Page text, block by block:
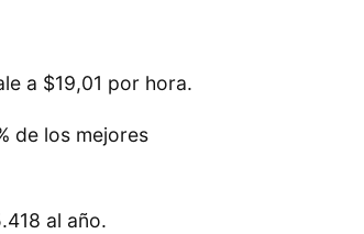
a $19,01 por hora.
de los mejores
al año.